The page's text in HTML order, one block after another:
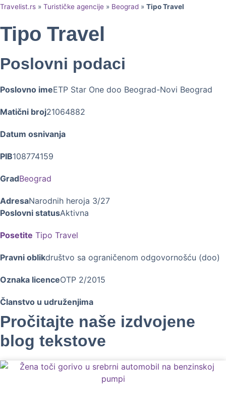
Travelist.rs » Turističke agencije » Beograd » Tipo Travel
Tipo Travel
Poslovni podaci
Poslovno imeETP Star One doo Beograd-Novi Beograd
Matični broj21064882
Datum osnivanja
PIB108774159
GradBeograd
AdresaNarodnih heroja 3/27
Poslovni statusAktivna
Posetite Tipo Travel
Pravni oblikdruštvo sa ograničenom odgovornošću (doo)
Oznaka licenceOTP 2/2015
Članstvo u udruženjima
Pročitajte naše izdvojene
blog tekstove